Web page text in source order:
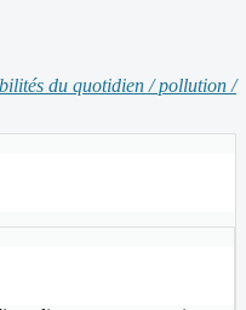
du quotidien / pollution /